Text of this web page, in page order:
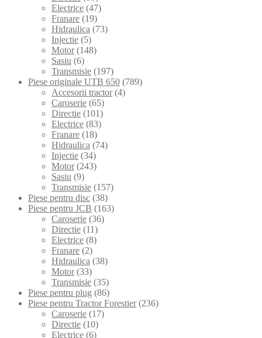
Electrice (47)
Franare (19)
Hidraulica (73)
Injectie (5)
Motor (148)
Sasiu (6)
Transmisie (197)
Piese originale UTB 650 (789)
Accesorii tractor (4)
Caroserie (65)
Directie (101)
Electrice (83)
Franare (18)
Hidraulica (74)
Injectie (34)
Motor (243)
Sasiu (9)
Transmisie (157)
Piese pentru disc (38)
Piese pentru JCB (163)
Caroserie (36)
Directie (11)
Electrice (8)
Franare (2)
Hidraulica (38)
Motor (33)
Transmisie (35)
Piese pentru plug (86)
Piese pentru Tractor Forestier (236)
Caroserie (17)
Directie (10)
Electrice (6)